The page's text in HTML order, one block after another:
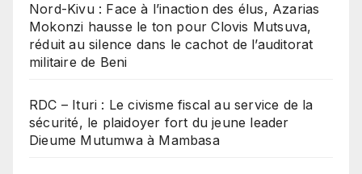
Nord-Kivu : Face à l’inaction des élus, Azarias
Mokonzi hausse le ton pour Clovis Mutsuva,
réduit au silence dans le cachot de l’auditorat
militaire de Beni
RDC – Ituri : Le civisme fiscal au service de la
sécurité, le plaidoyer fort du jeune leader
Dieume Mutumwa à Mambasa